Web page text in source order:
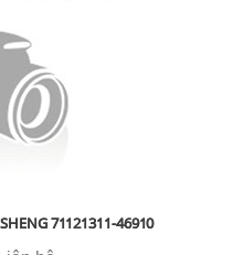
71121311-46910